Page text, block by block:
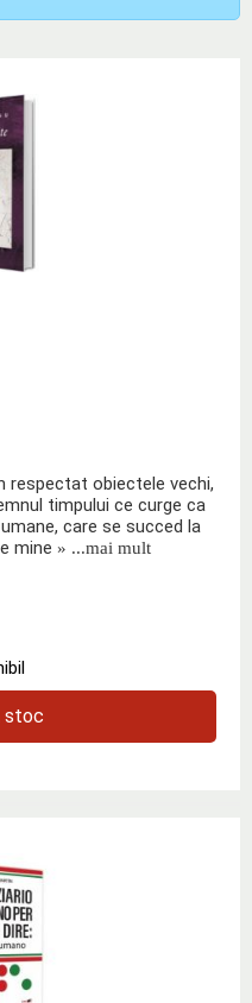
respectat obiectele vechi,
timpului ce curge ca
care se succed la
mine » ...mai mult
stoc